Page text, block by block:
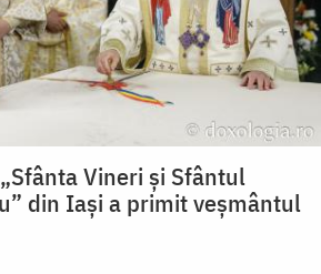
Vineri și Sfântul
din Iași a primit veșmântul